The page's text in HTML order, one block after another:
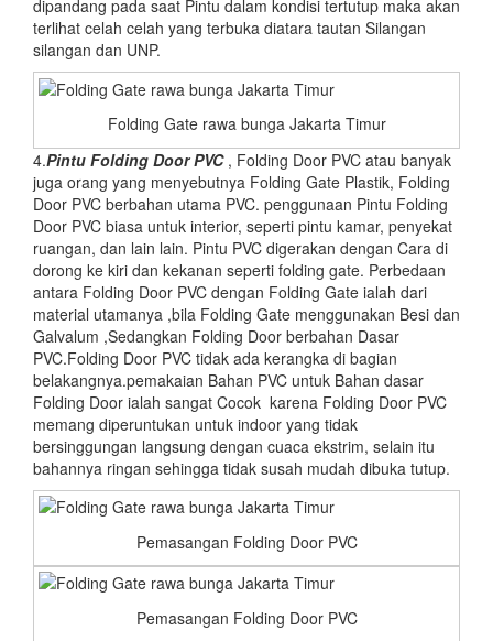
dipandang pada saat Pintu dalam kondisi tertutup maka akan
terlihat celah celah yang terbuka diatara tautan Silangan
silangan dan UNP.
Folding Gate rawa bunga Jakarta Timur
4.Pintu Folding Door PVC, Folding Door PVC atau banyak
juga orang yang menyebutnya Folding Gate Plastik, Folding
Door PVC berbahan utama PVC. penggunaan Pintu Folding
Door PVC biasa untuk interior, seperti pintu kamar, penyekat
ruangan, dan lain lain. Pintu PVC digerakan dengan Cara di
dorong ke kiri dan kekanan seperti folding gate. Perbedaan
antara Folding Door PVC dengan Folding Gate ialah dari
material utamanya ,bila Folding Gate menggunakan Besi dan
Galvalum ,Sedangkan Folding Door berbahan Dasar
PVC.Folding Door PVC tidak ada kerangka di bagian
belakangnya.pemakaian Bahan PVC untuk Bahan dasar
Folding Door ialah sangat Cocok karena Folding Door PVC
memang diperuntukan untuk indoor yang tidak
bersinggungan langsung dengan cuaca ekstrim, selain itu
bahannya ringan sehingga tidak susah mudah dibuka tutup.
Pemasangan Folding Door PVC
Pemasangan Folding Door PVC